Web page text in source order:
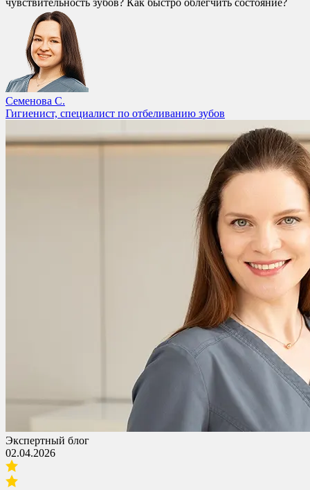
Семенова С.
Гигиенист, специалист по отбеливанию зубов
Экспертный блог
02.04.2026